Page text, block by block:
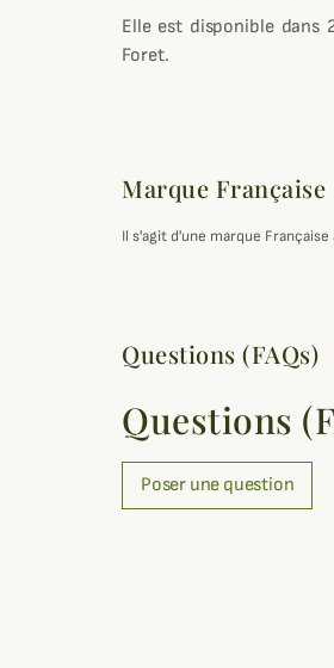
Elle est disponible dans
Foret.
Marque
Il s'agit d'une marque
Questions (FAQs)
Questions
Poser une question